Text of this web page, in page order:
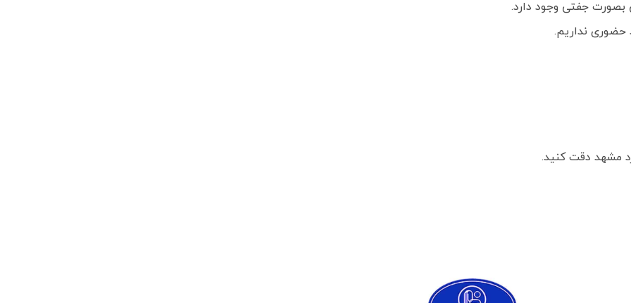
جفتی وجود دارد.
حضوری نداریم.
مشهد دقت کنید.